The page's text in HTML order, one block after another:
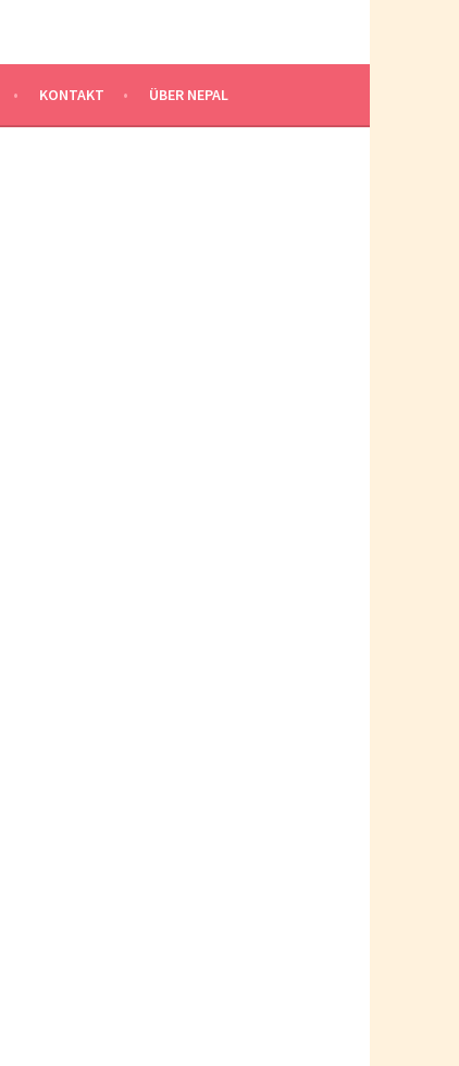
KONTAKT ÜBER NEPAL